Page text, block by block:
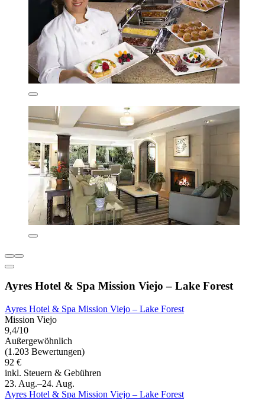
Ayres Hotel & Spa Mission Viejo – Lake Forest
Ayres Hotel & Spa Mission Viejo – Lake Forest
Mission Viejo
9,4/10
Außergewöhnlich
(1.203 Bewertungen)
92 €
inkl. Steuern & Gebühren
23. Aug.–24. Aug.
Ayres Hotel & Spa Mission Viejo – Lake Forest